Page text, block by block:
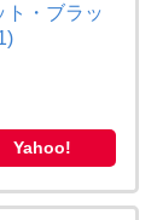
ト・ブラッ
Yahoo!